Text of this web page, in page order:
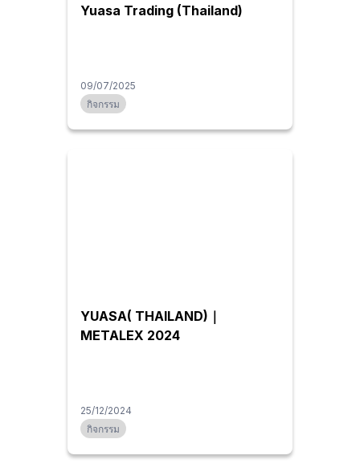
Yuasa Trading (Thailand)
09/07/2025
กิจกรรม
YUASA( THAILAND)｜
METALEX 2024
25/12/2024
กิจกรรม